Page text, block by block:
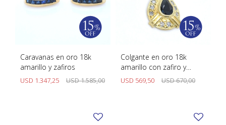
Caravanas en oro 18k
amarillo y zafiros
USD 1.347,25 USD1.585,00
Colgante en oro 18k
amarillo con zafiro y
brillantes
USD 569,50 USD670,00